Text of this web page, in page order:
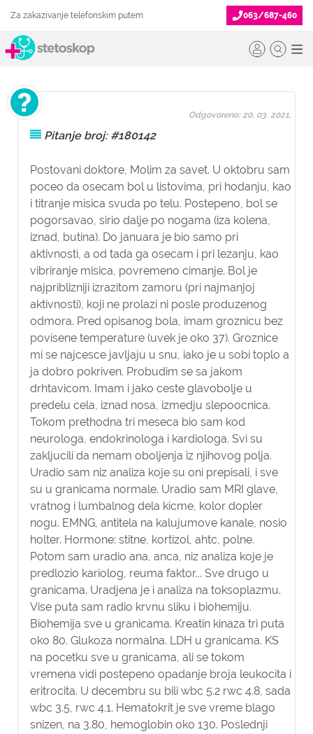
Za zakazivanje telefonskim putem 063/687-460
Pitanje broj: #180142
Postovani doktore, Molim za savet. U oktobru sam
poceo da osecam bol u listovima, pri hodanju, kao
i titranje misica svuda po telu. Postepeno, bol se
pogorsavao, sirio dalje po nogama (iza kolena,
iznad, butina). Do januara je bio samo pri
aktivnosti, a od tada ga osecam i pri lezanju, kao
vibriranje misica, povremeno cimanje. Bol je
najpriblizniji izrazitom zamoru (pri najmanjoj
aktivnosti), koji ne prolazi ni posle produzenog
odmora. Pred opisanog bola, imam groznicu bez
povisene temperature (uvek je oko 37). Groznice
mi se najcesce javljaju u snu, iako je u sobi toplo a
ja dobro pokriven. Probudim se sa jakom
drhtavicom. Imam i jako ceste glavobolje u
predelu cela, iznad nosa, izmedju slepoocnica.
Tokom prethodna tri meseca bio sam kod
neurologa, endokrinologa i kardiologa. Svi su
zakljucili da nemam oboljenja iz njihovog polja.
Uradio sam niz analiza koje su oni prepisali, i sve
su u granicama normale. Uradio sam MRI glave,
vratnog i lumbalnog dela kicme, kolor dopler
nogu. EMNG, antitela na kalujumove kanale, nosio
holter. Hormone: stitne, kortizol, ahtc, polne.
Potom sam uradio ana, anca, niz analiza koje je
predlozio kariolog, reuma faktor... Sve drugo u
granicama. Uradjena je i analiza na toksoplazmu.
Vise puta sam radio krvnu sliku i biohemiju.
Biohemija sve u granicama. Kreatin kinaza tri puta
oko 80. Glukoza normalna. LDH u granicama. KS
na pocetku sve u granicama, ali se tokom
vremena vidi postepeno opadanje broja leukocita i
eritrocita. U decembru su bili wbc 5.2 rwc 4.8, sada
wbc 3.5, rwc 4.1. Hematokrit je sve vreme blago
snizen, na 3.80, hemoglobin oko 130. Poslednji
Odgovoreno: 20. 03. 2021.